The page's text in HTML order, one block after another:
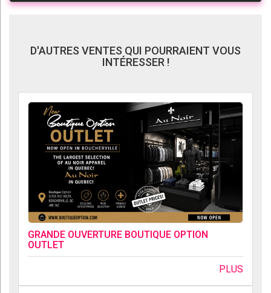
D'AUTRES VENTES QUI POURRAIENT VOUS
INTÉRESSER !
GRANDE OUVERTURE BOUTIQUE OPTION
OUTLET
PLUS